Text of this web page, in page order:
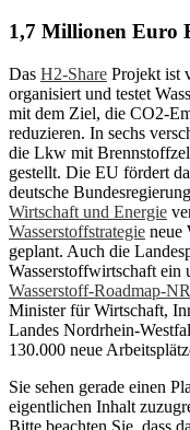
1,7 Millionen Euro
Das H2-Share Projekt ist
organisiert und testet
mit dem Ziel, die CO2-
reduzieren. In sechs
die Lkw mit
gestellt. Die EU fördert
deutsche
Wirtschaft und Energie
Wasserstoffstrategie neue
geplant. Auch die
Wasserstoffwirtschaft ein
Wasserstoff-Roadmap-
Minister für Wirtschaft,
Landes Nordrhein-
130.000 neue
Sie sehen gerade einen
eigentlichen Inhalt
Bitte beachten Sie, dass